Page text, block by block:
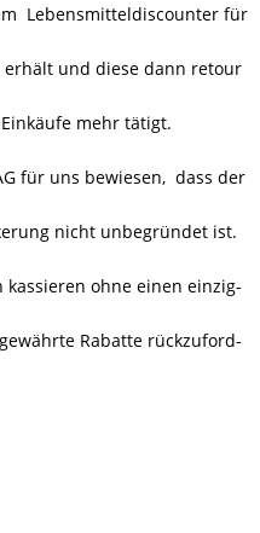
Lebensmitteldiscounter für
und diese dann retour
mehr tätigt.
für uns bewiesen, dass der
nicht unbegründet ist.
ohne einen einzig-
Rabatte rückzuford-